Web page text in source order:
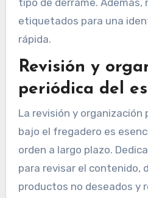
etiquetados para una
rápida.
Revisión y
periódica del
La revisión y organización
bajo el fregadero es
orden a largo plazo.
para revisar el contenido,
productos no deseados y